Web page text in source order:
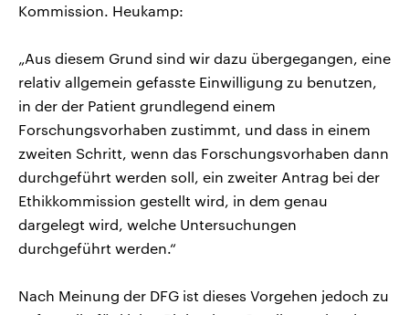
Kommission. Heukamp:
„Aus diesem Grund sind wir dazu übergegangen, eine
relativ allgemein gefasste Einwilligung zu benutzen,
in der der Patient grundlegend einem
Forschungsvorhaben zustimmt, und dass in einem
zweiten Schritt, wenn das Forschungsvorhaben dann
durchgeführt werden soll, ein zweiter Antrag bei der
Ethikkommission gestellt wird, in dem genau
dargelegt wird, welche Untersuchungen
durchgeführt werden.“
Nach Meinung der DFG ist dieses Vorgehen jedoch zu